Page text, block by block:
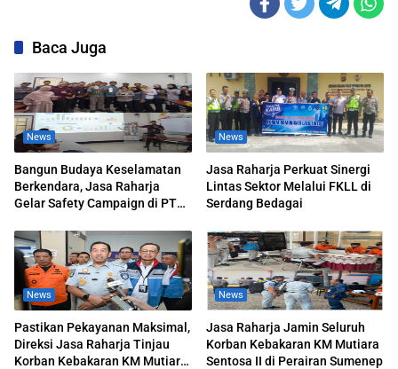
Baca Juga
News
Bangun Budaya Keselamatan
Berkendara, Jasa Raharja
Gelar Safety Campaign di PT
News
Jasa Raharja Perkuat Sinergi
Lintas Sektor Melalui FKLL di
Serdang Bedagai
News
Pastikan Pekayanan Maksimal,
Direksi Jasa Raharja Tinjau
Korban Kebakaran KM Mutiara
News
Jasa Raharja Jamin Seluruh
Korban Kebakaran KM Mutiara
Sentosa II di Perairan Sumenep